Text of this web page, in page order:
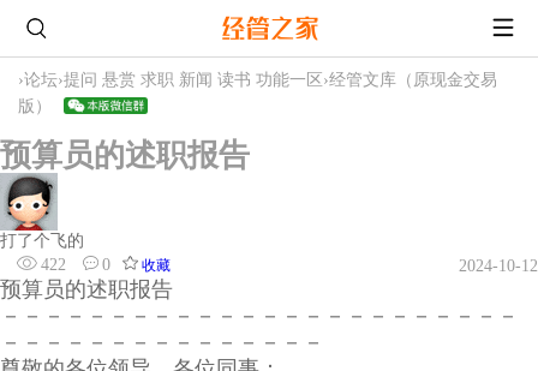
›论坛›提问 悬赏 求职 新闻 读书 功能一区 ›经管文库（原现金交易
版）
预算员的述职报告
打了个飞的
422
0 收藏 2024-10-12
预算员的述职报告
－－－－－－－－－－－－－－－－－－－－－－－－
－－－－－－－－－－－－－－－